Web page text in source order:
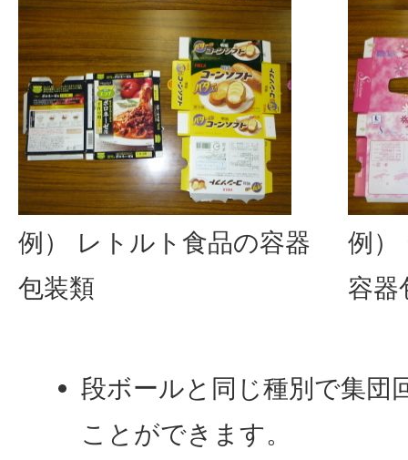
例） レトルト食品の容器
包装類
例）
容器
段ボールと同じ種別で集団
ことができます。